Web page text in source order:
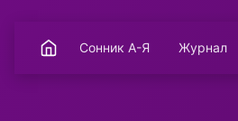
Сонник А-Я Журнал